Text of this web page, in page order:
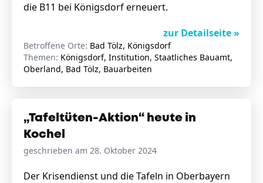
die B11 bei Königsdorf erneuert.
zur Detailseite »
Betroffene Orte: Bad Tölz, Königsdorf
Themen: Königsdorf, Institution, Staatliches Bauamt,
Oberland, Bad Tölz, Bauarbeiten
„Tafeltüten-Aktion“ heute in
Kochel
geschrieben am 28. Oktober 2024
Der Krisendienst und die Tafeln in Oberbayern